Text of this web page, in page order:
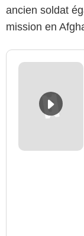
ancien soldat
mission en